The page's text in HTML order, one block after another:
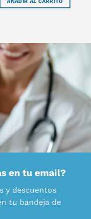
AÑADIR AL CARRITO
en tu email?
y descuentos
tu bandeja de